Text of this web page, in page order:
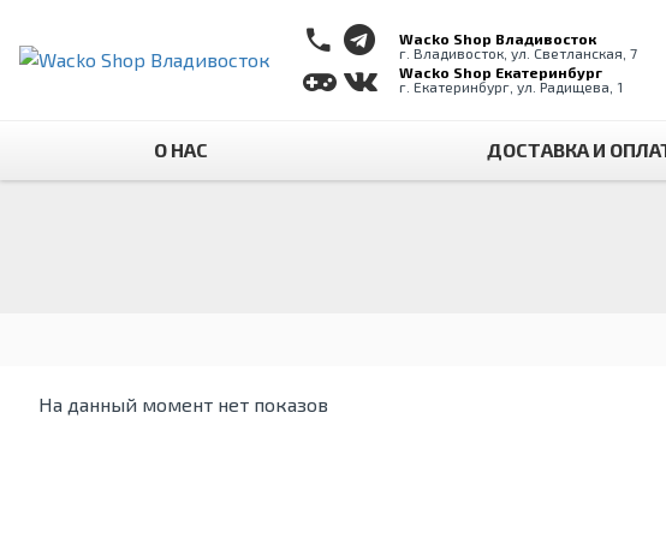
Wacko Shop Владивосток
г. Владивосток, ул. Светланская, 7
Wacko Shop Екатеринбург
г. Екатеринбург, ул. Радищева, 1
О НАС ДОСТАВКА И
На данный момент нет показов